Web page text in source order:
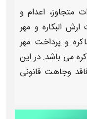
متجاوز، اعدام و
البکاره و مهر
و پرداخت مهر
می باشد. در این
وجاهت قانونی